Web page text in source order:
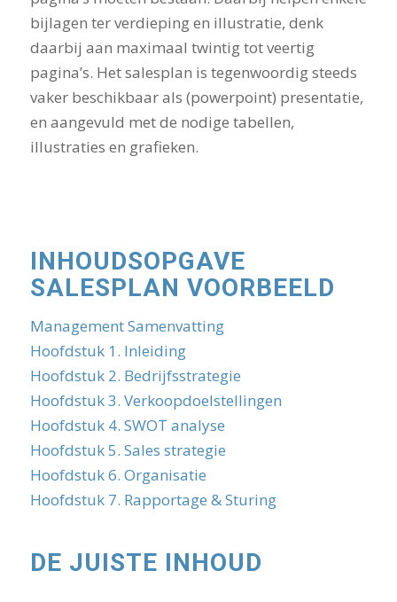
bijlagen ter verdieping en illustratie, denk
daarbij aan maximaal twintig tot veertig
pagina’s. Het salesplan is tegenwoordig steeds
vaker beschikbaar als (powerpoint) presentatie,
en aangevuld met de nodige tabellen,
illustraties en grafieken.
INHOUDSOPGAVE
SALESPLAN VOORBEELD
Management Samenvatting
Hoofdstuk 1. Inleiding
Hoofdstuk 2. Bedrijfsstrategie
Hoofdstuk 3. Verkoopdoelstellingen
Hoofdstuk 4. SWOT analyse
Hoofdstuk 5. Sales strategie
Hoofdstuk 6. Organisatie
Hoofdstuk 7. Rapportage & Sturing
DE JUISTE INHOUD